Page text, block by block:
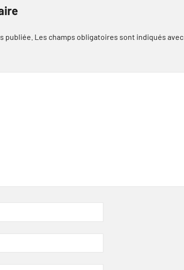
publiée. Les champs obligatoires sont indiqués avec